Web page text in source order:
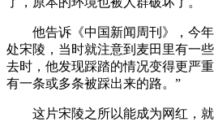
他告诉《中国新闻周刊》，今
处宋陵，当时就注意到麦田里有一
去时，他发现踩踏的情况变得更严
有一条或多条被踩出来的路。”
这片宋陵之所以能成为网红，